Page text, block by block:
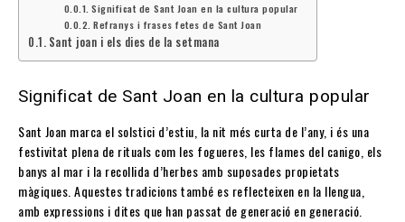
Significat de Sant Joan en la cultura popular
Refranys i frases fetes de Sant Joan
Sant joan i els dies de la setmana
Significat de Sant Joan en la cultura popular
Sant Joan marca el solstici d’estiu, la nit més curta de l’any, i és una
festivitat plena de rituals com les fogueres, les flames del canigo, els
banys al mar i la recollida d’herbes amb suposades propietats
màgiques. Aquestes tradicions també es reflecteixen en la llengua,
amb expressions i dites que han passat de generació en generació.